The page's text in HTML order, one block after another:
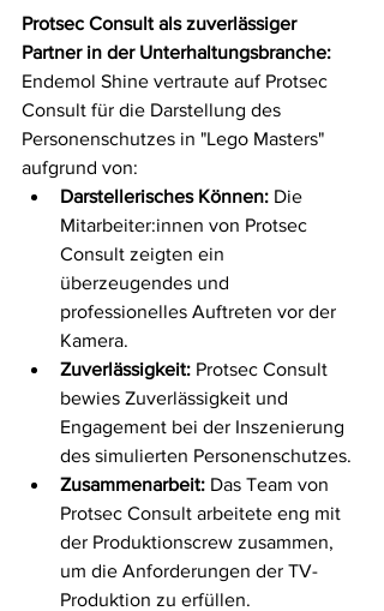
Protsec Consult als zuverlässiger
Partner in der Unterhaltungsbranche:
Endemol Shine vertraute auf Protsec
Consult für die Darstellung des
Personenschutzes in "Lego Masters"
aufgrund von:
Darstellerisches Können: Die
Mitarbeiter:innen von Protsec
Consult zeigten ein
überzeugendes und
professionelles Auftreten vor der
Kamera.
Zuverlässigkeit: Protsec Consult
bewies Zuverlässigkeit und
Engagement bei der Inszenierung
des simulierten Personenschutzes.
Zusammenarbeit: Das Team von
Protsec Consult arbeitete eng mit
der Produktionscrew zusammen,
um die Anforderungen der TV-
Produktion zu erfüllen.